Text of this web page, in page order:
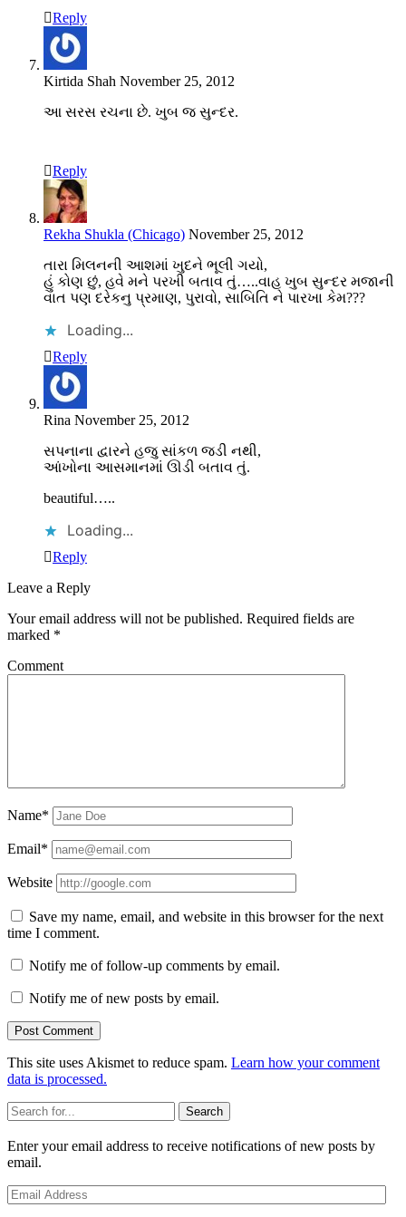
Reply
Kirtida Shah November 25, 2012
આ સરસ રચના છે. ખુબ જ સુન્દર.
Reply
Rekha Shukla (Chicago) November 25, 2012
તારા મિલનની આશમાં ખુદને ભૂલી ગયો,
હું કોણ છું, હવે મને પરખી બતાવ તું…..વાહ ખુબ સુન્દર મજાની
વાત પણ દરેકનુ પ્રમાણ, પુરાવો, સાબિતિ ને પારખા કેમ???
Loading...
Reply
Rina November 25, 2012
સપનાના દ્વારને હજુ સાંકળ જડી નથી,
આંખોના આસમાનમાં ઊડી બતાવ તું.
beautiful…..
Loading...
Reply
Leave a Reply
Your email address will not be published. Required fields are
marked *
Comment
Name*
Email*
Website
Save my name, email, and website in this browser for the next
time I comment.
Notify me of follow-up comments by email.
Notify me of new posts by email.
This site uses Akismet to reduce spam. Learn how your comment
data is processed.
Sidebar
Search
Enter your email address to receive notifications of new posts by
email.
Email
Address